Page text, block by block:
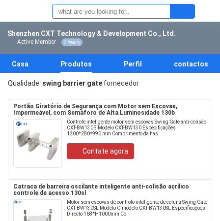
Shenzhen CXT Technology & Development Co., Ltd.
Active Member 2 Years
Casa Produtos Perfil contactos
Qualidade swing barrier gate fornecedor
Portão Giratório de Segurança com Motor sem Escovas,
Impermeável, com Semáforo de Alta Luminosidade 130b
Controle inteligente motor sem escovas Swing Gate anti-colisão
CXT-BW130B Modelo CXT-BW130 Especificações
1200*280*990 mm Comprimento da has
Contate agora
Catraca de barreira oscilante inteligente anti-colisão acrílico
controle de acesso 130sl
Motor sem escovas de controlo inteligente de coluna Swing Gate
CXT-BW130SL Modelo O modelo CXT-BW130SL Especificações
Directo 168*H1000mm Co